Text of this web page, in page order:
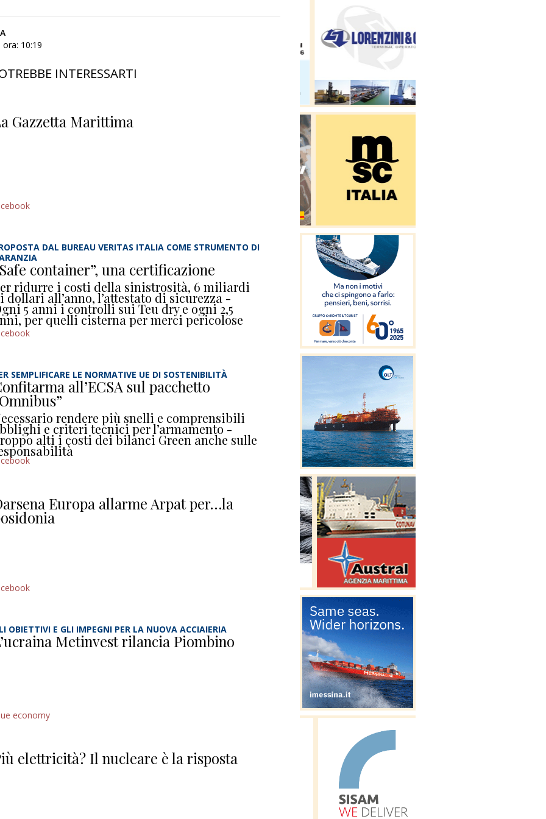
10:19
INTERESSARTI
Gazzetta Marittima
DAL BUREAU VERITAS ITALIA COME STRUMENTO DI
container”, una certificazione
ridurre i costi della sinistrosità, 6 miliardi
dollari all’anno, l’attestato di sicurezza -
5 anni i controlli sui Teu dry e ogni 2,5
per quelli cisterna per merci pericolose
SEMPLIFICARE LE NORMATIVE UE DI SOSTENIBILITÀ
all’ECSA sul pacchetto
rendere più snelli e comprensibili
e criteri tecnici per l’armamento -
alti i costi dei bilanci Green anche sulle
Europa allarme Arpat per…la
OBIETTIVI E GLI IMPEGNI PER LA NUOVA ACCIAIERIA
Metinvest rilancia Piombino
economy
elettricità? Il nucleare è la risposta